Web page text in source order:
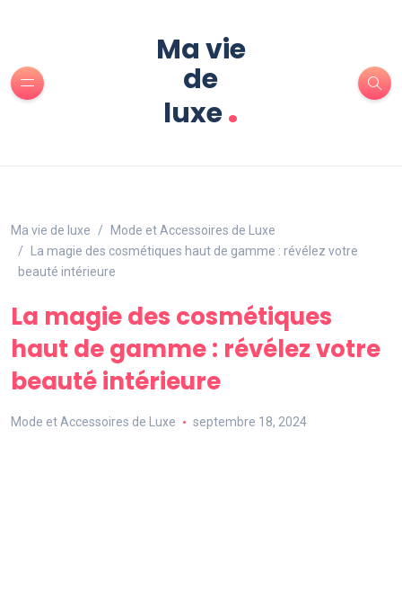
Ma vie
de
luxe.
Ma vie de luxe
Mode et Accessoires de Luxe
La magie des cosmétiques haut de gamme : révélez votre
beauté intérieure
La magie des cosmétiques
haut de gamme : révélez votre
beauté intérieure
Mode et Accessoires de Luxe septembre 18, 2024